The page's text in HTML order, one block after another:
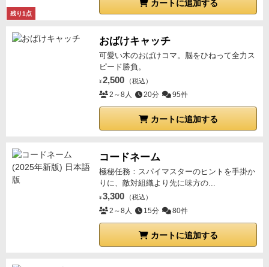
残り1点
カートに追加する
おばけキャッチ
可愛い木のおばけコマ。脳をひねって全力ス
ピード勝負。
¥ 2,500 （税込）
2～8人 20分 95件
カートに追加する
コードネーム
極秘任務：スパイマスターのヒントを手掛か
りに、敵対組織より先に味方の...
¥ 3,300 （税込）
2～8人 15分 80件
カートに追加する